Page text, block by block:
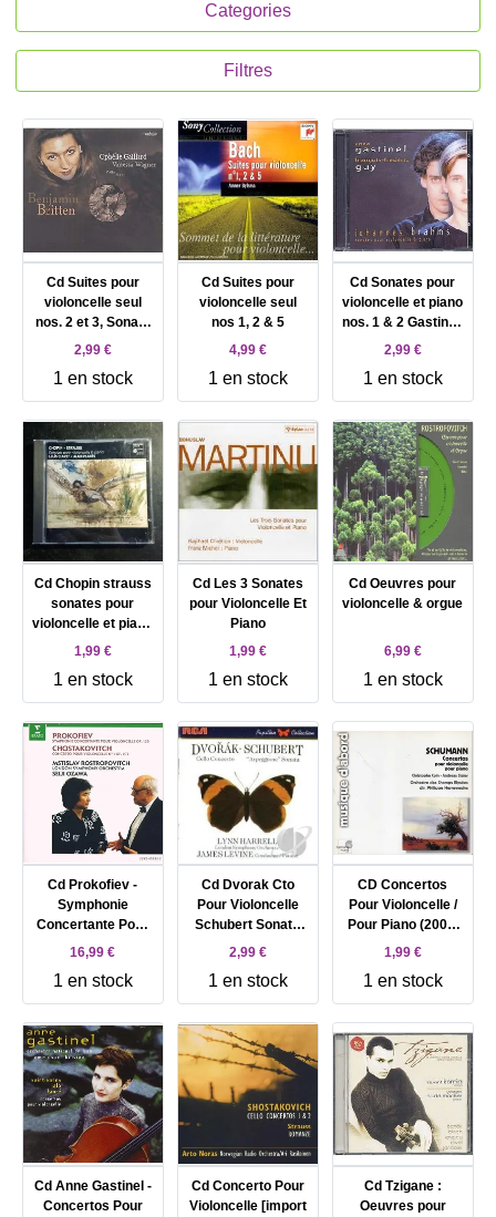
Categories
Filtres
Cd Suites pour
violoncelle seul
nos. 2 et 3, Sonate
pour violoncelle et
2,99 €
1 en stock
Cd Suites pour
violoncelle seul
nos 1, 2 & 5
4,99 €
1 en stock
Cd Sonates pour
violoncelle et piano
nos. 1 & 2 Gastinel,
violoncelle & Guy,
2,99 €
1 en stock
Cd Chopin strauss
sonates pour
violoncelle et piano
op 65 et op 6
1,99 €
1 en stock
Cd Les 3 Sonates
pour Violoncelle Et
Piano
1,99 €
1 en stock
Cd Oeuvres pour
violoncelle & orgue
6,99 €
1 en stock
Cd Prokofiev -
Symphonie
Concertante Pour
Violoncelle Op.125
Violoncelle No 1
Op.107 (1988)
16,99 €
1 en stock
Cd Dvorak Cto
Pour Violoncelle
Schubert Sonate
Arpeggione
2,99 €
1 en stock
CD Concertos
Pour Violoncelle /
Pour Piano (2001,
France)
1,99 €
1 en stock
Cd Anne Gastinel -
Concertos Pour
Cd Concerto Pour
Violoncelle [import
Cd Tzigane :
Oeuvres pour